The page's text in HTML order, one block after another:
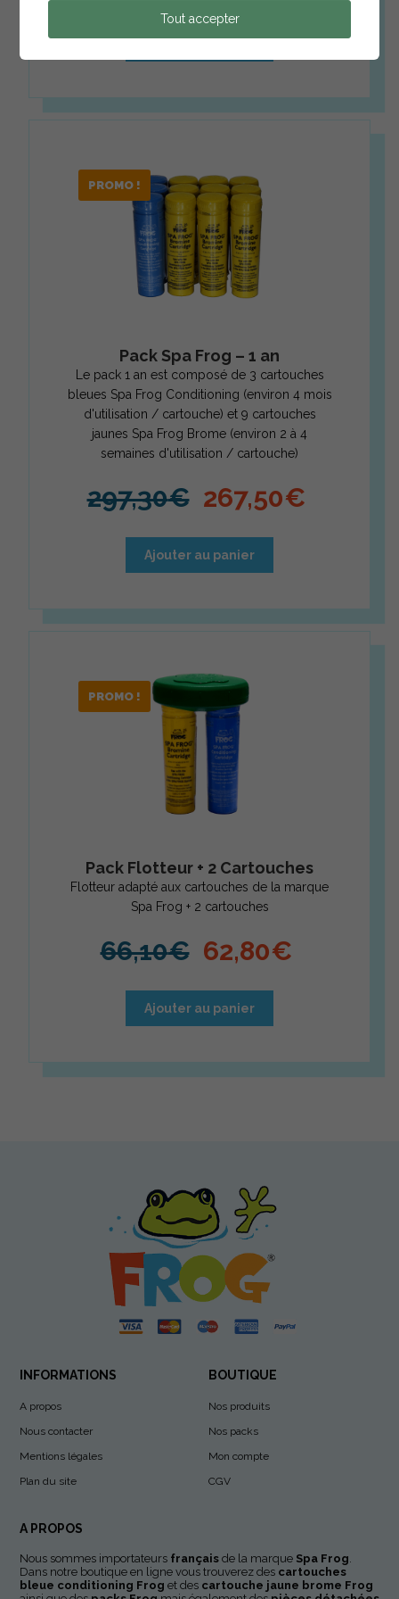
PROMO !
Pack Spa Frog – 1 an
Le pack 1 an est composé de 3 cartouches
bleues Spa Frog Conditioning (environ 4 mois
d'utilisation / cartouche) et 9 cartouches
jaunes Spa Frog Brome (environ 2 à 4
semaines d'utilisation / cartouche)
297,30€ Le prix initial
267,50€
Ajouter au panier
PROMO !
Pack Flotteur + 2 Cartouches
Flotteur adapté aux cartouches de la marque
Spa Frog + 2 cartouches
66,10€ Le prix initial
62,80€
Ajouter au panier
Spa Frog
INFORMATIONS
A propos
Nous contacter
Mentions légales
Plan du site
BOUTIQUE
Nos produits
Nos packs
Mon compte
CGV
A PROPOS
Nous sommes importateurs français de la marque Spa Frog.
Dans notre boutique en ligne vous trouverez des cartouches
bleue conditioning Frog et des cartouche jaune brome Frog
Tout accepter